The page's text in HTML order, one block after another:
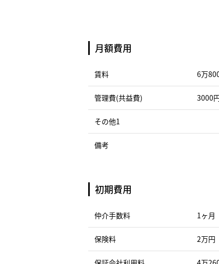
月額費用
賃料 6万
管理費(共益費) 3000
その他1
備考
初期費用
仲介手数料 1ヶ月
保険料 2万円